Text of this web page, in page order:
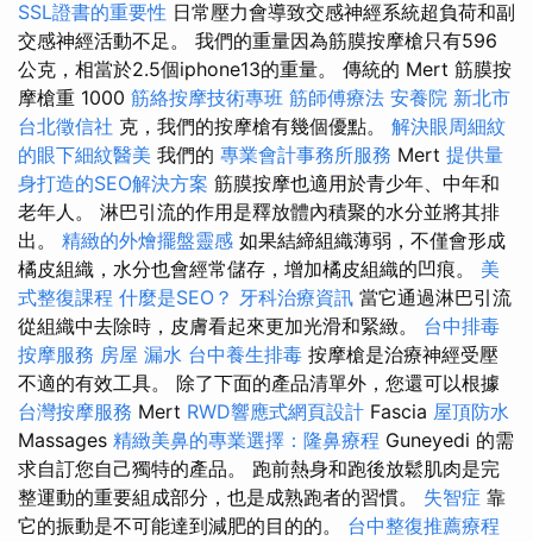
SSL證書的重要性 日常壓力會導致交感神經系統超負荷和副
交感神經活動不足。 我們的重量因為筋膜按摩槍只有596
公克，相當於2.5個iphone13的重量。 傳統的 Mert 筋膜按
摩槍重 1000 筋絡按摩技術專班 筋師傅療法 安養院 新北市
台北徵信社 克，我們的按摩槍有幾個優點。 解決眼周細紋
的眼下細紋醫美 我們的 專業會計事務所服務 Mert 提供量
身打造的SEO解決方案 筋膜按摩也適用於青少年、中年和
老年人。 淋巴引流的作用是釋放體內積聚的水分並將其排
出。 精緻的外燴擺盤靈感 如果結締組織薄弱，不僅會形成
橘皮組織，水分也會經常儲存，增加橘皮組織的凹痕。 美
式整復課程 什麼是SEO？ 牙科治療資訊 當它通過淋巴引流
從組織中去除時，皮膚看起來更加光滑和緊緻。 台中排毒
按摩服務 房屋 漏水 台中養生排毒 按摩槍是治療神經受壓
不適的有效工具。 除了下面的產品清單外，您還可以根據
台灣按摩服務 Mert RWD響應式網頁設計 Fascia 屋頂防水
Massages 精緻美鼻的專業選擇：隆鼻療程 Guneyedi 的需
求自訂您自己獨特的產品。 跑前熱身和跑後放鬆肌肉是完
整運動的重要組成部分，也是成熟跑者的習慣。 失智症 靠
它的振動是不可能達到減肥的目的的。 台中整復推薦療程